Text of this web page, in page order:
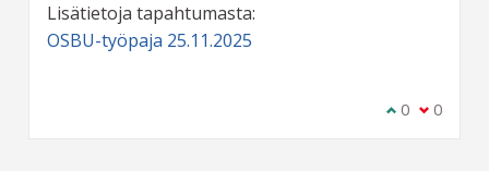
Lisätietoja tapahtumasta:
OSBU-työpaja 25.11.2025
Olen samaa
0 Olen eri
0